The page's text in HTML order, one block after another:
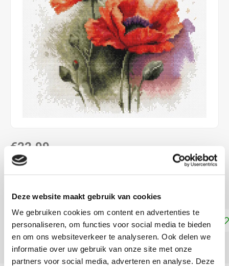
Deze website maakt gebruik van cookies
We gebruiken cookies om content en advertenties te
personaliseren, om functies voor social media te bieden
en om ons websiteverkeer te analyseren. Ook delen we
informatie over uw gebruik van onze site met onze
partners voor social media, adverteren en analyse. Deze
€22,99
LEVERTIJD: CA. 1-3 WEKEN
Kruissteek telpatroon ca. 21 x 21 cm Lees meer
Toevoegen aan winkelwagen
DELEN: